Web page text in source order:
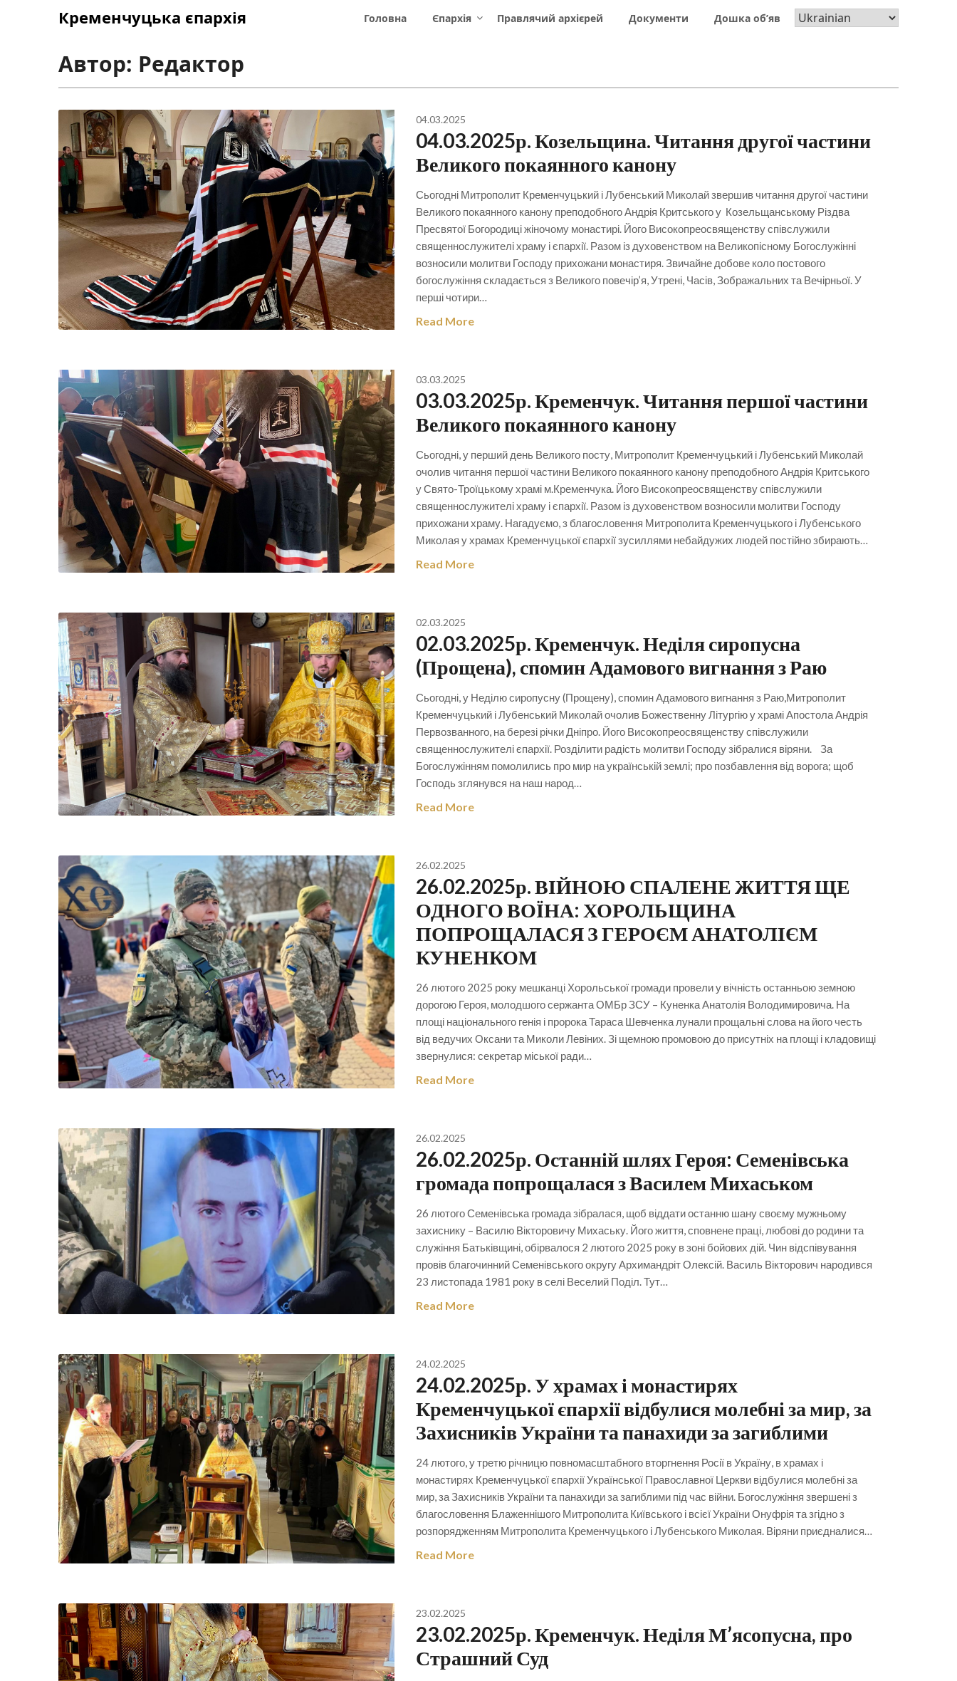
Кременчуцька єпархія Головна Єпархія Правлячий архієрей Документи Дошка об’яв
Автор: Редактор
04.03.2025
04.03.2025р. Козельщина. Читання другої частини
Великого покаянного канону
Сьогодні Митрополит Кременчуцький і Лубенський Миколай звершив читання другої частини
Великого покаянного канону преподобного Андрія Критського у Козельщанському Різдва
Пресвятої Богородиці жіночому монастирі. Його Високопреосвященству співслужили
священнослужителі храму і єпархії. Разом із духовенством на Великопісному Богослужінні
возносили молитви Господу прихожани монастиря. Звичайне добове коло постового
богослужіння складається з Великого повечір’я, Утрені, Часів, Зображальних та Вечірньої. У
перші чотири…
Read More
03.03.2025
03.03.2025р. Кременчук. Читання першої частини
Великого покаянного канону
Сьогодні, у перший день Великого посту, Митрополит Кременчуцький і Лубенський Миколай
очолив читання першої частини Великого покаянного канону преподобного Андрія Критського
у Свято-Троїцькому храмі м.Кременчука. Його Високопреосвященству співслужили
священнослужителі храму і єпархії. Разом із духовенством возносили молитви Господу
прихожани храму. Нагадуємо, з благословення Митрополита Кременчуцького і Лубенського
Миколая у храмах Кременчуцької єпархії зусиллями небайдужих людей постійно збирають…
Read More
02.03.2025
02.03.2025р. Кременчук. Неділя сиропусна
(Прощена), спомин Адамового вигнання з Раю
Сьогодні, у Неділю сиропусну (Прощену), спомин Адамового вигнання з Раю,Митрополит
Кременчуцький і Лубенський Миколай очолив Божественну Літургію у храмі Апостола Андрія
Первозванного, на березі річки Дніпро. Його Високопреосвященству співслужили
священнослужителі єпархії. Розділити радість молитви Господу зібралися віряни. За
Богослужінням помолились про мир на українській землі; про позбавлення від ворога; щоб
Господь зглянувся на наш народ…
Read More
26.02.2025
26.02.2025р. ВІЙНОЮ СПАЛЕНЕ ЖИТТЯ ЩЕ
ОДНОГО ВОЇНА: ХОРОЛЬЩИНА
ПОПРОЩАЛАСЯ З ГЕРОЄМ АНАТОЛІЄМ
КУНЕНКОМ
26 лютого 2025 року мешканці Хорольської громади провели у вічність останньою земною
дорогою Героя, молодшого сержанта ОМБр ЗСУ – Куненка Анатолія Володимировича. На
площі національного генія і пророка Тараса Шевченка лунали прощальні слова на його честь
від ведучих Оксани та Миколи Левіних. Зі щемною промовою до присутніх на площі і кладовищі
звернулися: секретар міської ради…
Read More
26.02.2025
26.02.2025р. Останній шлях Героя: Семенівська
громада попрощалася з Василем Михаськом
26 лютого Семенівська громада зібралася, щоб віддати останню шану своєму мужньому
захиснику – Василю Вікторовичу Михаську. Його життя, сповнене праці, любові до родини та
служіння Батьківщині, обірвалося 2 лютого 2025 року в зоні бойових дій. Чин відспівування
провів благочинний Семенівського округу Архимандріт Олексій. Василь Вікторович народився
23 листопада 1981 року в селі Веселий Поділ. Тут…
Read More
24.02.2025
24.02.2025р. У храмах і монастирях
Кременчуцької єпархії відбулися молебні за мир, за
Захисників України та панахиди за загиблими
24 лютого, у третю річницю повномасштабного вторгнення Росії в Україну, в храмах і
монастирях Кременчуцької єпархії Української Православної Церкви відбулися молебні за
мир, за Захисників України та панахиди за загиблими під час війни. Богослужіння звершені з
благословення Блаженнішого Митрополита Київського і всієї України Онуфрія та згідно з
розпорядженням Митрополита Кременчуцького і Лубенського Миколая. Віряни приєдналися…
Read More
23.02.2025
23.02.2025р. Кременчук. Неділя М’ясопусна, про
Страшний Суд